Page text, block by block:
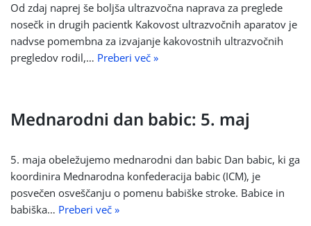
Od zdaj naprej še boljša ultrazvočna naprava za preglede
nosečk in drugih pacientk Kakovost ultrazvočnih aparatov je
nadvse pomembna za izvajanje kakovostnih ultrazvočnih
pregledov rodil,… Preberi več »
Mednarodni dan babic: 5. maj
5. maja obeležujemo mednarodni dan babic Dan babic, ki ga
koordinira Mednarodna konfederacija babic (ICM), je
posvečen osveščanju o pomenu babiške stroke. Babice in
babiška… Preberi več »